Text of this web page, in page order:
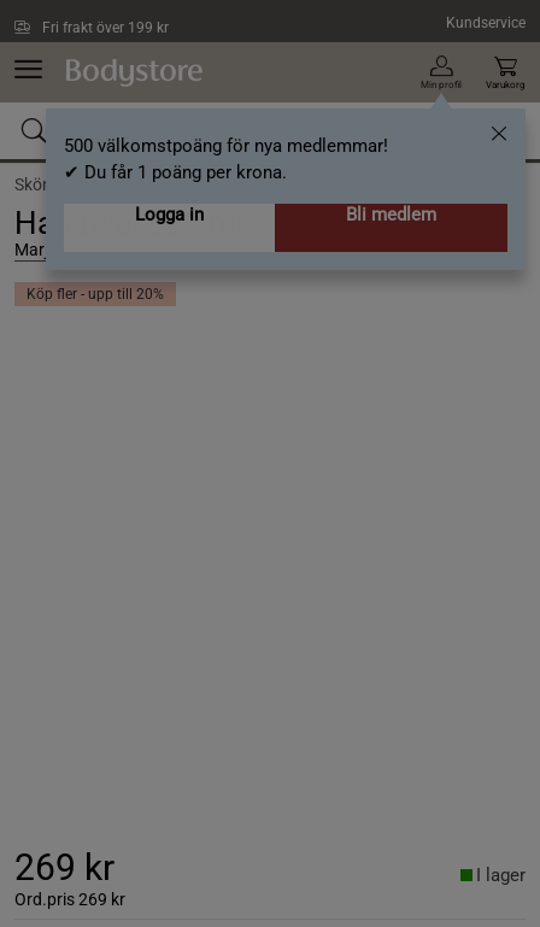
Fri frakt över 199 kr Kundservice
Min profil
500 välkomstpoäng för nya medlemmar!
✔ Du får 1 poäng per krona.
Logga in
Bli medlem
Varukorg
Skönhet /Kroppsvård /Handtvål
Handtvål 300 ml
Marja Entrich
Köp fler - upp till 20%
269 kr
Ord.pris269 kr
I lager